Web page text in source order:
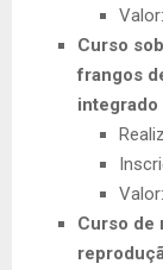
Curso
frangos
integrado
Curso de